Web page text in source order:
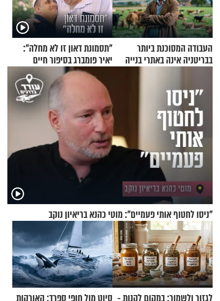
העבודה המסוכנת ביותר
בבריטניה אינה באתרי בנייה
"תסמונת דאון זו לא מחלה":
יאיר פומברג בסיפור חיים
מעורר השראה
"ניסו לחטוף אותי פעמיים": מוטי כהנא בריאיון נוקב